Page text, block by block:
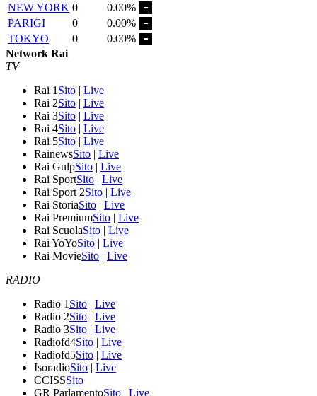
NEW YORK 0
0.00%
PARIGI
0
0.00%
TOKYO
0
0.00%
Network Rai
TV
Rai 1 Sito | Live
Rai 2Sito | Live
Rai 3Sito | Live
Rai 4Sito | Live
Rai 5Sito | Live
RainewsSito | Live
Rai GulpSito | Live
Rai SportSito | Live
Rai Sport 2Sito | Live
Rai StoriaSito | Live
Rai PremiumSito | Live
Rai ScuolaSito | Live
Rai YoYoSito | Live
Rai MovieSito | Live
RADIO
Radio 1 Sito | Live
Radio 2Sito | Live
Radio 3Sito | Live
Radiofd4Sito | Live
Radiofd5Sito | Live
IsoradioSito | Live
CCISSSito
GR ParlamentoSito | Live